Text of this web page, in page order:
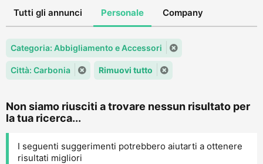
Tutti gli annunci Personale Company
Categoria: Abbigliamento e Accessori
Città: Carbonia Rimuovi tutto
Non siamo riusciti a trovare nessun risultato per
la tua ricerca...
I seguenti suggerimenti potrebbero aiutarti a ottenere
risultati migliori